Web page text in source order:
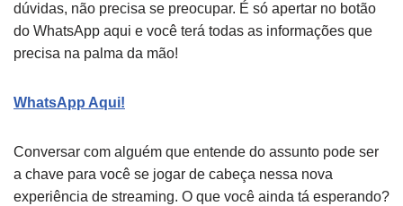
dúvidas, não precisa se preocupar. É só apertar no botão
do WhatsApp aqui e você terá todas as informações que
precisa na palma da mão!
WhatsApp Aqui!
Conversar com alguém que entende do assunto pode ser
a chave para você se jogar de cabeça nessa nova
experiência de streaming. O que você ainda tá esperando?